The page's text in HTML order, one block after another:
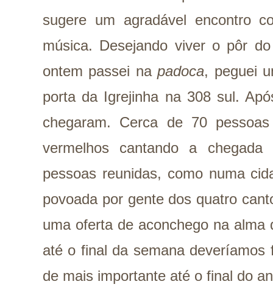
sugere um agradável encontro
música. Desejando viver o pôr
ontem passei napadoca, peguei
porta da Igrejinha na 308 sul.
chegaram. Cerca de 70
vermelhos cantando a
pessoas reunidas, como numa
povoada por gente dos quatro
uma oferta de aconchego na alma
até o final da semana deveríamos
de mais importante até o final do